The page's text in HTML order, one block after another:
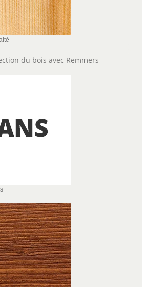
du bois avec Remmers